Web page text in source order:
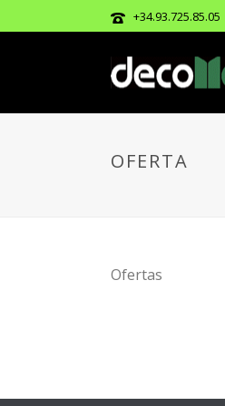
+34.93.725.85.05
OFERTA
Ofertas